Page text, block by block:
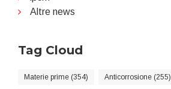
Altre news
Tag Cloud
Materie prime (354) Anticorrosione (255)